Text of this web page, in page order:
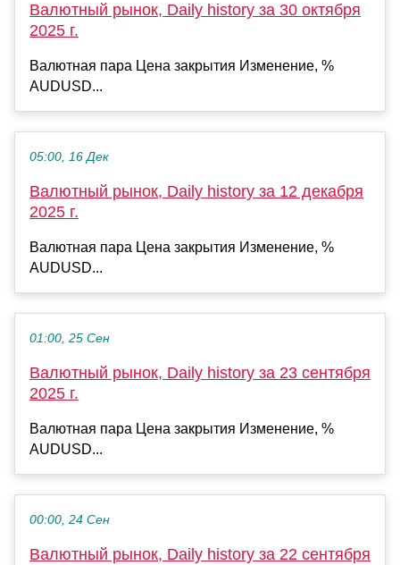
Валютный рынок, Daily history за 30 октября
2025 г.
Валютная пара Цена закрытия Изменение, %
AUDUSD...
05:00, 16 Дек
Валютный рынок, Daily history за 12 декабря
2025 г.
Валютная пара Цена закрытия Изменение, %
AUDUSD...
01:00, 25 Сен
Валютный рынок, Daily history за 23 сентября
2025 г.
Валютная пара Цена закрытия Изменение, %
AUDUSD...
00:00, 24 Сен
Валютный рынок, Daily history за 22 сентября